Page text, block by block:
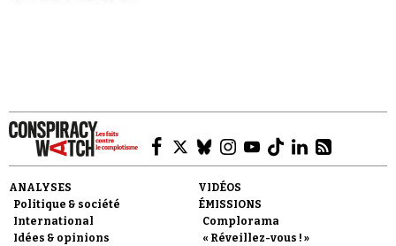
Demander à Vera
ANALYSES
Politique & société
International
Idées & opinions
VIDÉOS
ÉMISSIONS
Complorama
« Réveillez-vous ! »